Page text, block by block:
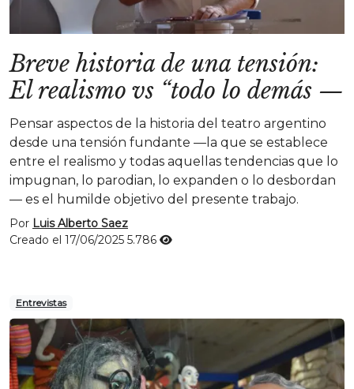
Breve historia de una tensión:
El realismo vs “todo lo demás —
Pensar aspectos de la historia del teatro argentino
desde una tensión fundante —la que se establece
entre el realismo y todas aquellas tendencias que lo
impugnan, lo parodian, lo expanden o lo desbordan
— es el humilde objetivo del presente trabajo.
Por Luis Alberto Saez
Creado el 17/06/2025 5.786
Entrevistas